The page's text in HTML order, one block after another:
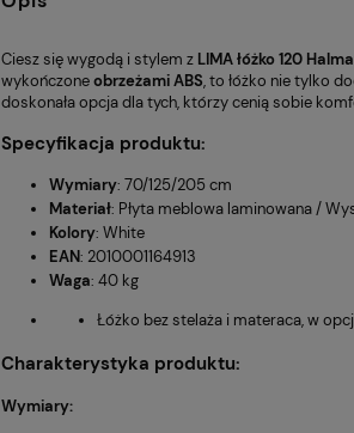
Q-025 CZARNY
Ciesz się wygodą i stylem z LIMA łóżko 120
wykończoneobrzeżami ABS, to łóżko nie tylko
doskonała opcja dla tych, którzy cenią sobie
Specyfikacja produktu:
Wymiary: 70/125/205 cm
Materiał: Płyta meblowa laminowana /
Kolory: White
EAN: 2010001164913
Waga: 40 kg
Łóżko bez stelaża i materaca, w
Charakterystyka produktu:
Wymiary: